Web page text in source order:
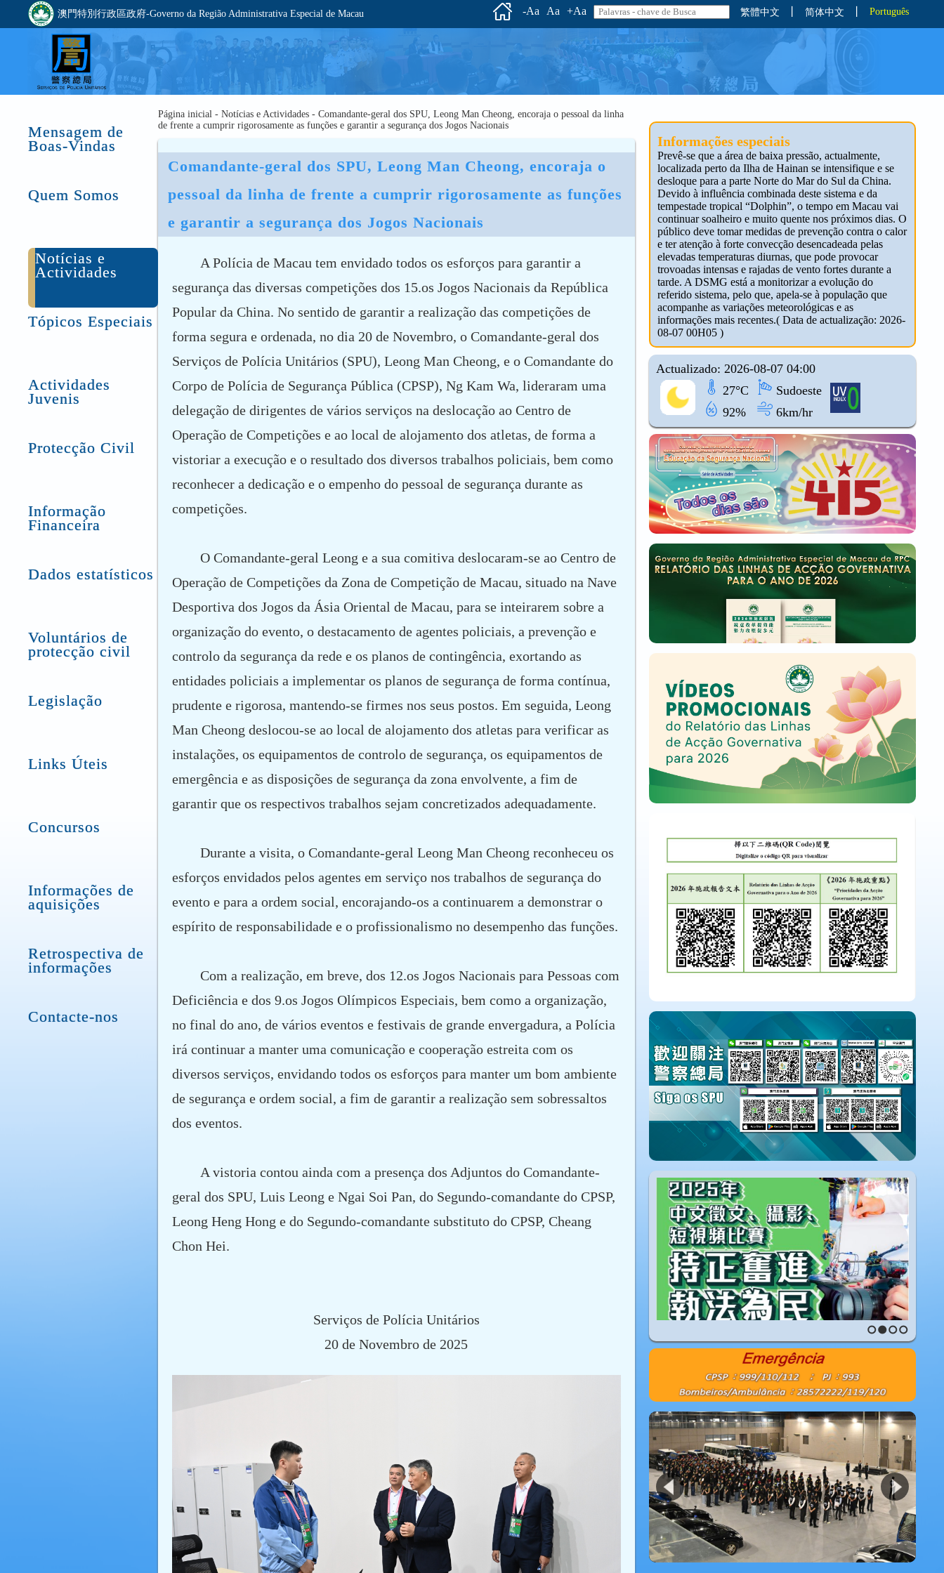
澳門特別行政區政府-Governo da Região Administrativa Especial de Macau -Aa Aa +Aa 繁體中文 简体中文 Português
Mensagem de
Boas-Vindas
Quem Somos
Notícias e
Actividades
Tópicos Especiais
Actividades
Juvenis
Protecção Civil
Informação
Financeira
Dados estatísticos
Voluntários de
protecção civil
Legislação
Links Úteis
Concursos
Informações de
aquisições
Retrospectiva de
informações
Contacte-nos
Página inicial - Notícias e Actividades - Comandante-geral dos SPU, Leong Man Cheong, encoraja o pessoal da linha
de frente a cumprir rigorosamente as funções e garantir a segurança dos Jogos Nacionais
Comandante-geral dos SPU, Leong Man Cheong, encoraja o
pessoal da linha de frente a cumprir rigorosamente as funções
e garantir a segurança dos Jogos Nacionais
A Polícia de Macau tem envidado todos os esforços para garantir a
segurança das diversas competições dos 15.os Jogos Nacionais da República
Popular da China. No sentido de garantir a realização das competições de
forma segura e ordenada, no dia 20 de Novembro, o Comandante-geral dos
Serviços de Polícia Unitários (SPU), Leong Man Cheong, e o Comandante do
Corpo de Polícia de Segurança Pública (CPSP), Ng Kam Wa, lideraram uma
delegação de dirigentes de vários serviços na deslocação ao Centro de
Operação de Competições e ao local de alojamento dos atletas, de forma a
vistoriar a execução e o resultado dos diversos trabalhos policiais, bem como
reconhecer a dedicação e o empenho do pessoal de segurança durante as
competições.
O Comandante-geral Leong e a sua comitiva deslocaram-se ao Centro de
Operação de Competições da Zona de Competição de Macau, situado na Nave
Desportiva dos Jogos da Ásia Oriental de Macau, para se inteirarem sobre a
organização do evento, o destacamento de agentes policiais, a prevenção e
controlo da segurança da rede e os planos de contingência, exortando as
entidades policiais a implementar os planos de segurança de forma contínua,
prudente e rigorosa, mantendo-se firmes nos seus postos. Em seguida, Leong
Man Cheong deslocou-se ao local de alojamento dos atletas para verificar as
instalações, os equipamentos de controlo de segurança, os equipamentos de
emergência e as disposições de segurança da zona envolvente, a fim de
garantir que os respectivos trabalhos sejam concretizados adequadamente.
Durante a visita, o Comandante-geral Leong Man Cheong reconheceu os
esforços envidados pelos agentes em serviço nos trabalhos de segurança do
evento e para a ordem social, encorajando-os a continuarem a demonstrar o
espírito de responsabilidade e o profissionalismo no desempenho das funções.
Com a realização, em breve, dos 12.os Jogos Nacionais para Pessoas com
Deficiência e dos 9.os Jogos Olímpicos Especiais, bem como a organização,
no final do ano, de vários eventos e festivais de grande envergadura, a Polícia
irá continuar a manter uma comunicação e cooperação estreita com os
diversos serviços, envidando todos os esforços para manter um bom ambiente
de segurança e ordem social, a fim de garantir a realização sem sobressaltos
dos eventos.
A vistoria contou ainda com a presença dos Adjuntos do Comandante-
geral dos SPU, Luis Leong e Ngai Soi Pan, do Segundo-comandante do CPSP,
Leong Heng Hong e do Segundo-comandante substituto do CPSP, Cheang
Chon Hei.
Serviços de Polícia Unitários
20 de Novembro de 2025
Informações especiais
Prevê-se que a área de baixa pressão, actualmente,
localizada perto da Ilha de Hainan se intensifique e se
desloque para a parte Norte do Mar do Sul da China.
Devido à influência combinada deste sistema e da
tempestade tropical “Dolphin”, o tempo em Macau vai
continuar soalheiro e muito quente nos próximos dias. O
público deve tomar medidas de prevenção contra o calor
e ter atenção à forte convecção desencadeada pelas
elevadas temperaturas diurnas, que pode provocar
trovoadas intensas e rajadas de vento fortes durante a
tarde. A DSMG está a monitorizar a evolução do
referido sistema, pelo que, apela-se à população que
acompanhe as variações meteorológicas e as
informações mais recentes.( Data de actualização: 2026-
08-07 00H05 )
Actualizado: 2026-08-07 04:00
27°C
Sudoeste
92%
6km/hr
1 2 3 4